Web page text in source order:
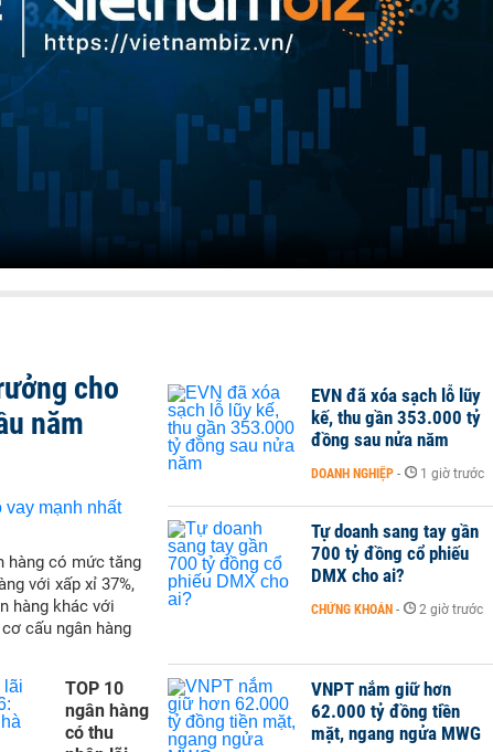
cho
năm
hàng có mức tăng
với xấp xỉ 37%,
hàng khác với
cấu ngân hàng
TOP 10
ngân hàng
có thu
EVN đã xóa sạch lỗ lũy
kế, thu gần 353.000 tỷ
đồng sau nửa năm
DOANH NGHIỆP - 1 giờ trước
Tự doanh sang tay gần
700 tỷ đồng cổ phiếu
DMX cho ai?
CHỨNG KHOÁN - 2 giờ trước
VNPT nắm giữ hơn
62.000 tỷ đồng tiền
mặt, ngang ngửa MWG